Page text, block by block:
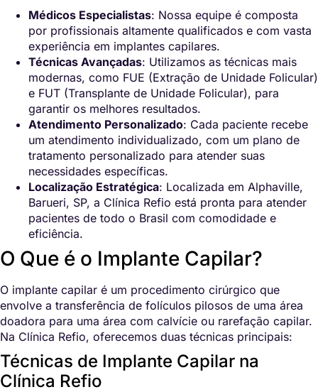
Médicos Especialistas: Nossa equipe é composta
por profissionais altamente qualificados e com vasta
experiência em implantes capilares.
Técnicas Avançadas: Utilizamos as técnicas mais
modernas, como FUE (Extração de Unidade Folicular)
e FUT (Transplante de Unidade Folicular), para
garantir os melhores resultados.
Atendimento Personalizado: Cada paciente recebe
um atendimento individualizado, com um plano de
tratamento personalizado para atender suas
necessidades específicas.
Localização Estratégica: Localizada em Alphaville,
Barueri, SP, a Clínica Refio está pronta para atender
pacientes de todo o Brasil com comodidade e
eficiência.
O Que é o Implante Capilar?
O implante capilar é um procedimento cirúrgico que
envolve a transferência de folículos pilosos de uma área
doadora para uma área com calvície ou rarefação capilar.
Na Clínica Refio, oferecemos duas técnicas principais:
Técnicas de Implante Capilar na
Clínica Refio